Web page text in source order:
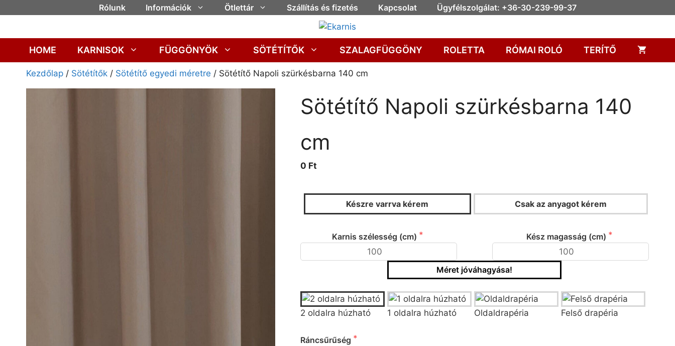
Rólunk Információk Ötlettár Szállítás és fizetés Kapcsolat Ügyfélszolgálat: +36-30-239-99-37
HOME KARNISOK FÜGGÖNYÖK SÖTÉTÍTŐK SZALAGFÜGGÖNY ROLETTA RÓMAI ROLÓ TERÍTŐ
Kezdőlap / Sötétítők / Sötétítő egyedi méretre / Sötétítő Napoli szürkésbarna 140 cm
Sötétítő Napoli szürkésbarna 140
cm
0 Ft
Készre varrva kérem Csak az anyagot kérem
Karnis szélesség (cm) Kész magasság (cm)
Méret jóváhagyása!
2 oldalra húzható 1 oldalra húzható Oldaldrapéria
Felső drapéria
Ráncsűrűség